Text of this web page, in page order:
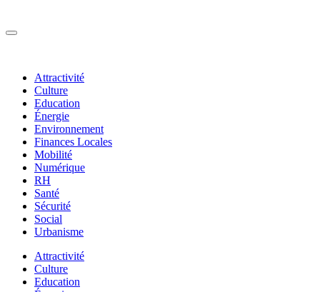
Attractivité
Culture
Education
Énergie
Environnement
Finances Locales
Mobilité
Numérique
RH
Santé
Sécurité
Social
Urbanisme
Attractivité
Culture
Education